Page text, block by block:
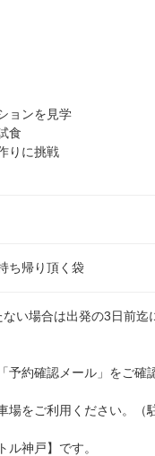
ョンを見学
食
りに挑戦
ち帰り頂く袋
い場合は出発の3日前迄
約確認メール」をご確
場をご利用ください。（
ル神戸】です。